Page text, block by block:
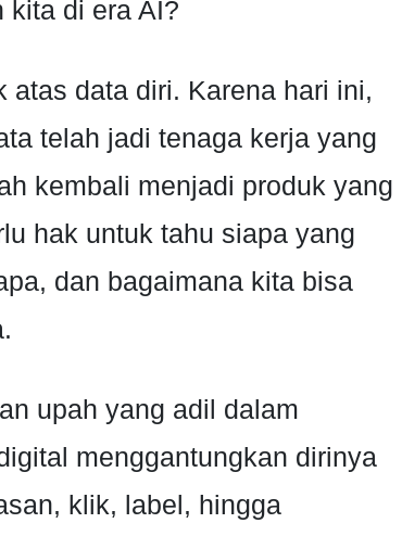
kita di era AI?
atas data diri. Karena hari ini,
telah jadi tenaga kerja yang
kembali menjadi produk yang
hak untuk tahu siapa yang
dan bagaimana kita bisa
upah yang adil dalam
menggantungkan dirinya
klik, label, hingga